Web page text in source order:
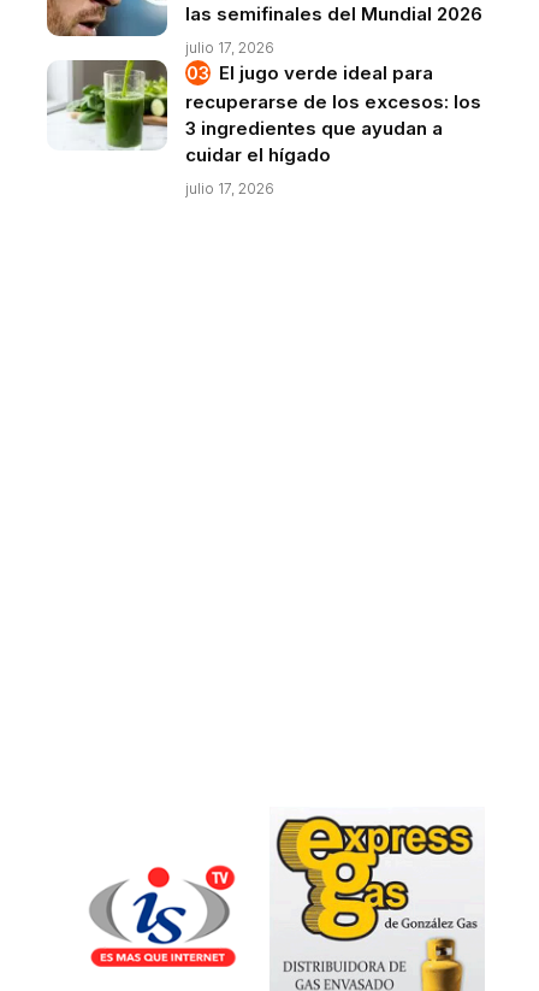
las semifinales del Mundial 2026
julio 17, 2026
El jugo verde ideal para
recuperarse de los excesos: los
3 ingredientes que ayudan a
cuidar el hígado
julio 17, 2026